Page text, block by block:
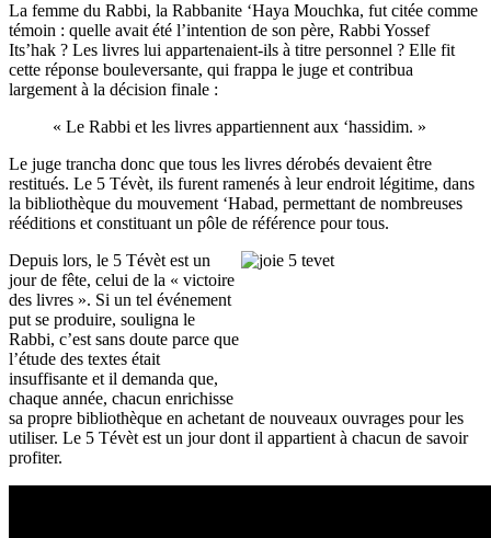
La femme du Rabbi, la Rabbanite ‘Haya Mouchka, fut citée comme
témoin : quelle avait été l’intention de son père, Rabbi Yossef
Its’hak ? Les livres lui appartenaient-ils à titre personnel ? Elle fit
cette réponse bouleversante, qui frappa le juge et contribua
largement à la décision finale :
« Le Rabbi et les livres appartiennent aux ‘hassidim. »
Le juge trancha donc que tous les livres dérobés devaient être
restitués. Le 5 Tévèt, ils furent ramenés à leur endroit légitime, dans
la bibliothèque du mouvement ‘Habad, permettant de nombreuses
rééditions et constituant un pôle de référence pour tous.
Depuis lors, le 5 Tévèt est un
jour de fête, celui de la « victoire
des livres ». Si un tel événement
put se produire, souligna le
Rabbi, c’est sans doute parce que
l’étude des textes était
insuffisante et il demanda que,
chaque année, chacun enrichisse
sa propre bibliothèque en achetant de nouveaux ouvrages pour les
utiliser. Le 5 Tévèt est un jour dont il appartient à chacun de savoir
profiter.